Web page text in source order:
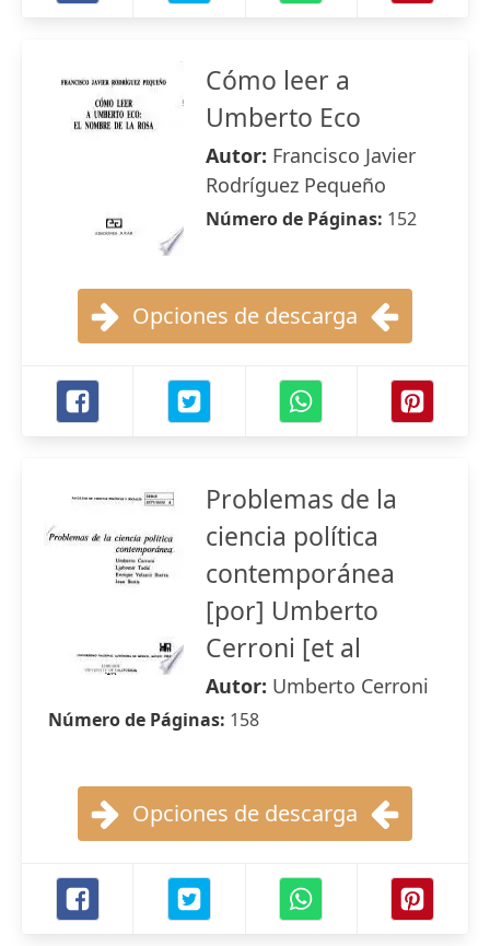
Cómo leer a
Umberto Eco
Autor: Francisco Javier
Rodríguez Pequeño
Número de Páginas: 152
Opciones de descarga
Problemas de la
ciencia política
contemporánea
[por] Umberto
Cerroni [et al
Autor: Umberto Cerroni
Número de Páginas: 158
Opciones de descarga